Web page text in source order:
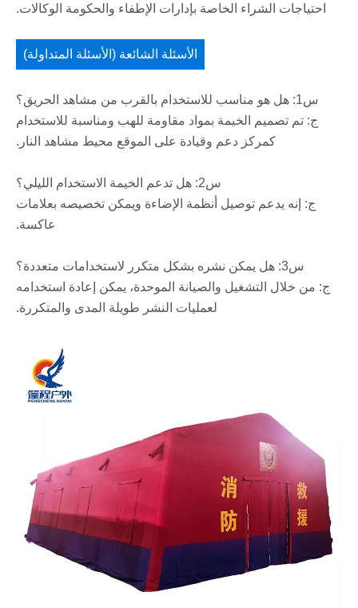
احتياجات الشراء الخاصة بإدارات الإطفاء والحكومة الوكالات.
الأسئلة الشائعة (الأسئلة المتداولة)
س1: هل هو مناسب للاستخدام بالقرب من مشاهد الحريق؟
ج: تم تصميم الخيمة بمواد مقاومة للهب ومناسبة للاستخدام
كمركز دعم وقيادة على الموقع محيط مشاهد النار.
س2: هل تدعم الخيمة الاستخدام الليلي؟
ج: إنه يدعم توصيل أنظمة الإضاءة ويمكن تخصيصه بعلامات
عاكسة.
س3: هل يمكن نشره بشكل متكرر لاستخدامات متعددة؟
ج: من خلال التشغيل والصيانة الموحدة، يمكن إعادة استخدامه
لعمليات النشر طويلة المدى والمتكررة.